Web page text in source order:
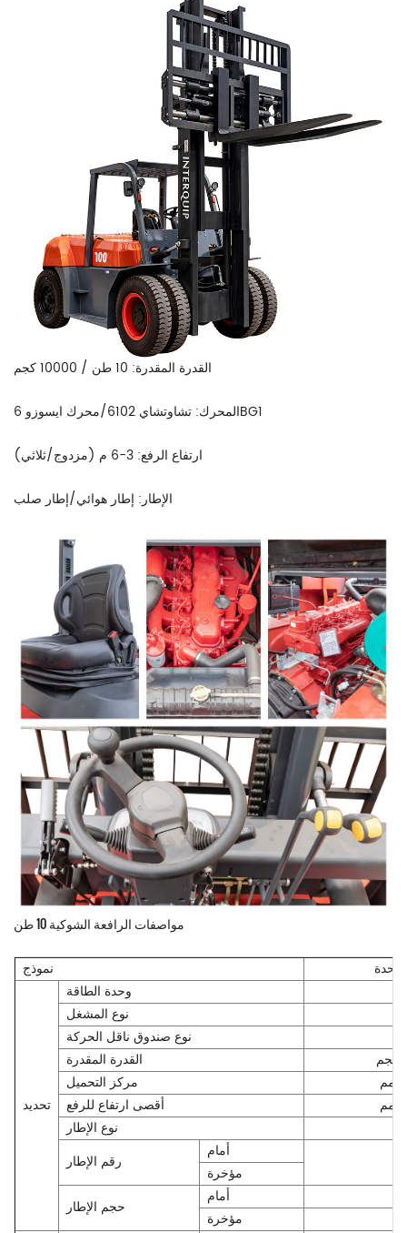
القدرة المقدرة: 10 طن / 10000 كجم
المحرك: تشاوتشاي 6102/محرك ايسوزو 6BG1
ارتفاع الرفع: 3-6 م (مزدوج/ثلاثي)
الإطار: إطار هوائي/إطار صلب
مواصفات الرافعة الشوكية 10 طن
نموذج وحدة
تحديد
وحدة الطاقة
نوع المشغل
نوع صندوق ناقل الحركة
القدرة المقدرة
كجم
مركز التحميل
مم
أقصى ارتفاع للرفع
مم
نوع الإطار
رقم الإطار
أمام
مؤخرة
حجم الإطار
أمام
مؤخرة